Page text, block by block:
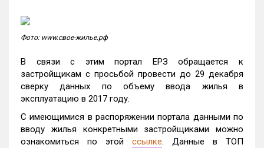
Фото: www.свое-жилье.рф
В связи с этим портал ЕРЗ обращается к
застройщикам с просьбой провести до 29 декабря
сверку данных по объему ввода жилья в
эксплуатацию в 2017 году.
С имеющимися в распоряжении портала данными по
вводу жилья конкретными застройщиками можно
ознакомиться по этой ссылке. Данные в ТОП